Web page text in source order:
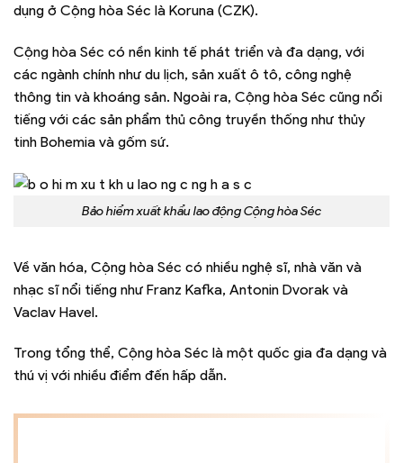
dụng ở Cộng hòa Séc là Koruna (CZK).
Cộng hòa Séc có nền kinh tế phát triển và đa dạng, với
các ngành chính như du lịch, sản xuất ô tô, công nghệ
thông tin và khoáng sản. Ngoài ra, Cộng hòa Séc cũng nổi
tiếng với các sản phẩm thủ công truyền thống như thủy
tinh Bohemia và gốm sứ.
Bảo hiểm xuất khẩu lao động Cộng hòa Séc
Về văn hóa, Cộng hòa Séc có nhiều nghệ sĩ, nhà văn và
nhạc sĩ nổi tiếng như Franz Kafka, Antonin Dvorak và
Vaclav Havel.
Trong tổng thể, Cộng hòa Séc là một quốc gia đa dạng và
thú vị với nhiều điểm đến hấp dẫn.